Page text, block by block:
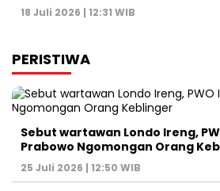
18 Juli 2026 | 12:31 WIB
PERISTIWA
Sebut wartawan Londo Ireng,
Prabowo Ngomongan Orang
25 Juli 2026 | 12:50 WIB